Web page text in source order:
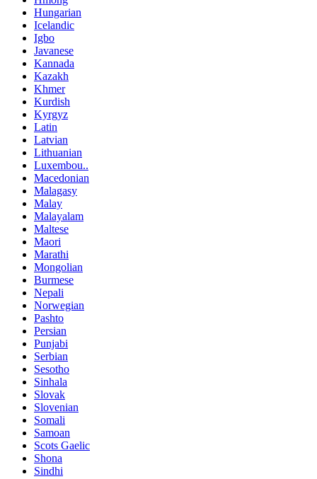
Hungarian
Icelandic
Igbo
Javanese
Kannada
Kazakh
Khmer
Kurdish
Kyrgyz
Latin
Latvian
Lithuanian
Luxembou..
Macedonian
Malagasy
Malay
Malayalam
Maltese
Maori
Marathi
Mongolian
Burmese
Nepali
Norwegian
Pashto
Persian
Punjabi
Serbian
Sesotho
Sinhala
Slovak
Slovenian
Somali
Samoan
Scots Gaelic
Shona
Sindhi